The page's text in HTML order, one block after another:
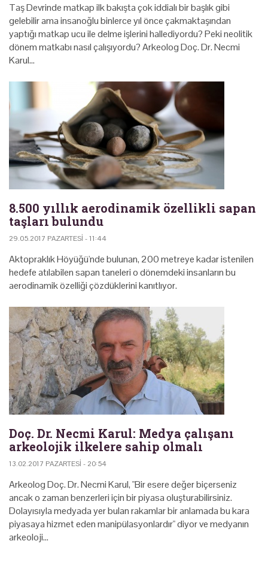
Taş Devrinde matkap ilk bakışta çok iddialı bir başlık gibi
gelebilir ama insanoğlu binlerce yıl önce çakmaktaşından
yaptığı matkap ucu ile delme işlerini hallediyordu? Peki neolitik
dönem matkabı nasıl çalışıyordu? Arkeolog Doç. Dr. Necmi
Karul…
8.500 yıllık aerodinamik özellikli sapan
taşları bulundu
29.05.2017 PAZARTESI - 11:44
Aktopraklık Höyüğü'nde bulunan, 200 metreye kadar istenilen
hedefe atılabilen sapan taneleri o dönemdeki insanların bu
aerodinamik özelliği çözdüklerini kanıtlıyor.
Doç. Dr. Necmi Karul: Medya çalışanı
arkeolojik ilkelere sahip olmalı
13.02.2017 PAZARTESI - 20:54
Arkeolog Doç. Dr. Necmi Karul, "Bir esere değer biçerseniz
ancak o zaman benzerleri için bir piyasa oluşturabilirsiniz.
Dolayısıyla medyada yer bulan rakamlar bir anlamada bu kara
piyasaya hizmet eden manipülasyonlardır" diyor ve medyanın
arkeoloji…